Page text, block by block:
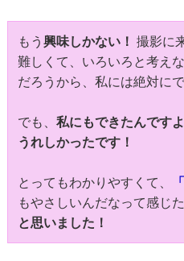
もう 興味しかない！ 撮影に
難しくて、いろいろと考え
だろうから、私には絶対に
でも、 私にもできたんです
うれしかったです！
とってもわかりやすくて、
もやさしいんだなって感じた
と思いました！